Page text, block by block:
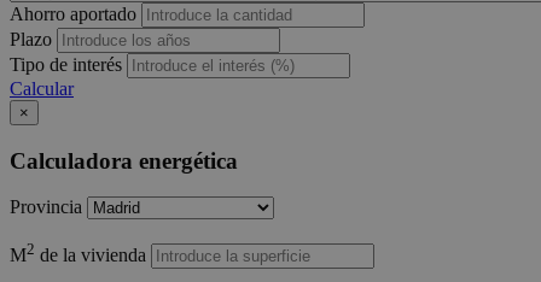
Ahorro aportado
Plazo
Tipo de interés
Calcular
×
Calculadora energética
Provincia
M2 de la vivienda